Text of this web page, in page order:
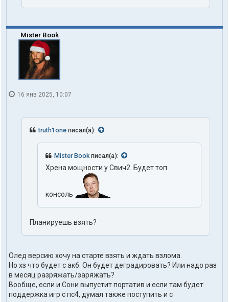
e
Mister Book
16 янв 2025, 10:07
truth1one писал(а):
Mister Bookписал(а):
Хрена мощности у Свич2. Будет топ
консоль
Планируешь взять?
Олед версию хочу на старте взять и ждать взлома.
Но хз что будет с акб. Он будет деградировать? Или надо раз
в месяц разряжать/заряжать?
Вообще, если и Сони выпустит портатив и если там будет
поддержка игр с пс4, думал также поступить и с